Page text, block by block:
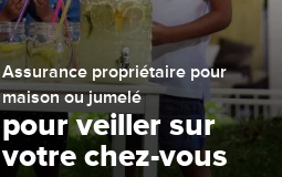
Assurance propriétaire pour
maison ou jumelé
pour veiller sur
votre chez-vous